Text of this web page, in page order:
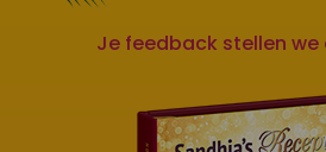
Je feedback stellen we